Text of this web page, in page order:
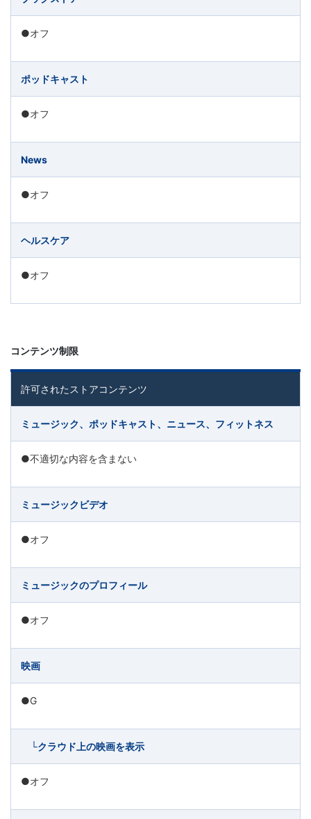
会
グ
ル
ー
プ
の
サ
ー
ス
を
ご
い
た
し
す。
●オフ
ポッドキャスト
●オフ
News
●オフ
ヘルスケア
●オフ
コンテンツ制限
許可されたストアコンテンツ
ミュージック、ポッドキャスト、ニュース、フィットネス
●不適切な内容を含まない
ミュージックビデオ
●オフ
ミュージックのプロフィール
●オフ
映画
●G
└クラウド上の映画を表示
●オフ